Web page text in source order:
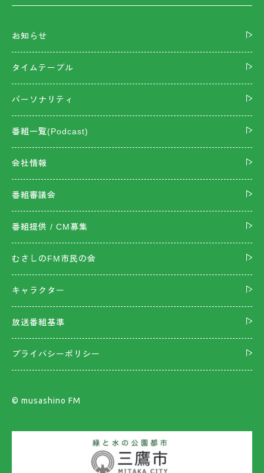
お知らせ
タイムテーブル
パーソナリティ
番組一覧(Podcast)
会社情報
番組審議会
番組提供 / CM募集
むさしのFM市民の会
キャラクター
放送番組基準
プライバシーポリシー
©︎ musashino FM